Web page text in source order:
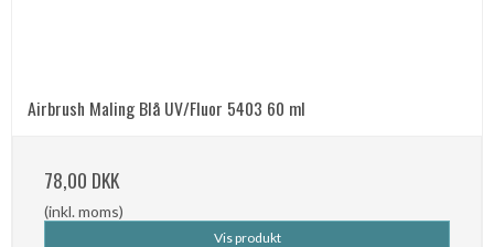
Airbrush Maling Blå UV/Fluor 5403 60 ml
78,00 DKK
(inkl. moms)
Vis produkt